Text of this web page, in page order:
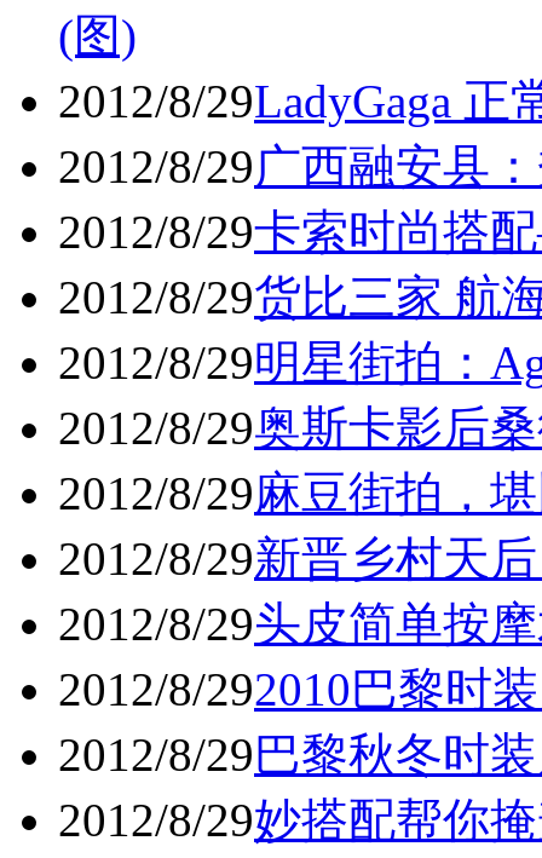
(图)
2012/8/29LadyGaga 正
2012/8/29广西融安县
2012/8/29卡索时尚搭
2012/8/29货比三家 航
2012/8/29明星街拍：
2012/8/29奥斯卡影后
2012/8/29麻豆街拍，
2012/8/29新晋乡村天
2012/8/29头皮简单按
2012/8/292010巴黎时
2012/8/29巴黎秋冬时
2012/8/29妙搭配帮你